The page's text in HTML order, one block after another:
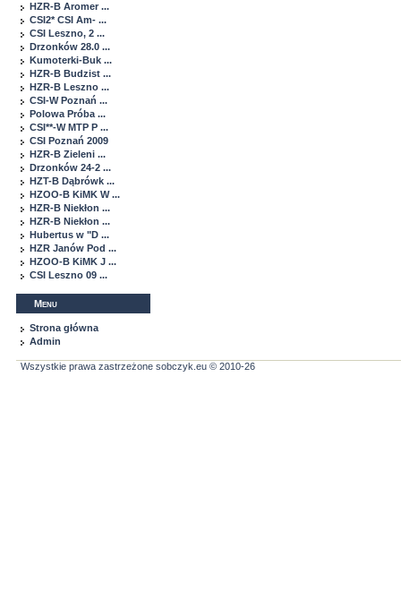
HZR-B Aromer ...
CSI2* CSI Am- ...
CSI Leszno, 2 ...
Drzonków 28.0 ...
Kumoterki-Buk ...
HZR-B Budzist ...
HZR-B Leszno ...
CSI-W Poznań ...
Polowa Próba ...
CSI**-W MTP P ...
CSI Poznań 2009
HZR-B Zieleni ...
Drzonków 24-2 ...
HZT-B Dąbrówk ...
HZOO-B KiMK W ...
HZR-B Niekłon ...
HZR-B Niekłon ...
Hubertus w "D ...
HZR Janów Pod ...
HZOO-B KiMK J ...
CSI Leszno 09 ...
Menu
Strona główna
Admin
Wszystkie prawa zastrzeżone sobczyk.eu © 2010-26